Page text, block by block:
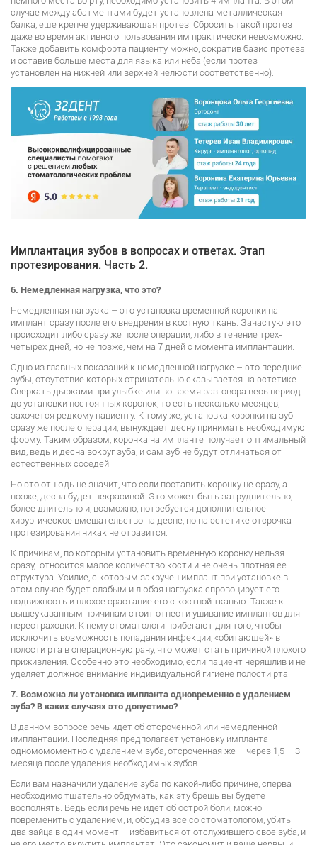
случае между абатментами будет установлена металлическая
балка, еще крепче удерживающая протез. Сбросить такой протез
даже во время активного пользования им практически невозможно.
Также добавить комфорта пациенту можно, сократив базис протеза
и оставив больше места для языка или неба (если протез
установлен на нижней или верхней челюсти соответственно).
Имплантация зубов в вопросах и ответах. Этап
протезирования. Часть 2.
6. Немедленная нагрузка, что это?
Немедленная нагрузка – это установка временной коронки на
имплант сразу после его внедрения в костную ткань. Зачастую это
происходит либо сразу же после операции, либо в течение трех-
четырех дней, но не позже, чем на 7 дней с момента имплантации.
Одно из главных показаний к немедленной нагрузке – это передние
зубы, отсутствие которых отрицательно сказывается на эстетике.
Сверкать дырками при улыбке или во время разговора весь период
до установки постоянных коронок, то есть несколько месяцев,
захочется редкому пациенту. К тому же, установка коронки на зуб
сразу же после операции, вынуждает десну принимать необходимую
форму. Таким образом, коронка на импланте получает оптимальный
вид, ведь и десна вокруг зуба, и сам зуб не будут отличаться от
естественных соседей.
Но это отнюдь не значит, что если поставить коронку не сразу, а
позже, десна будет некрасивой. Это может быть затруднительно,
более длительно и, возможно, потребуется дополнительное
хирургическое вмешательство на десне, но на эстетике отсрочка
протезирования никак не отразится.
К причинам, по которым установить временную коронку нельзя
сразу, относится малое количество кости и не очень плотная ее
структура. Усилие, с которым закручен имплант при установке в
этом случае будет слабым и любая нагрузка спровоцирует его
подвижность и плохое срастание его с костной тканью. Также к
вышеуказанным причинам стоит отнести ушивание имплантов для
перестраховки. К нему стоматологи прибегают для того, чтобы
исключить возможность попадания инфекции, «обитающей» в
полости рта в операционную рану, что может стать причиной плохого
приживления. Особенно это необходимо, если пациент неряшлив и не
уделяет должное внимание индивидуальной гигиене полости рта.
7. Возможна ли установка импланта одновременно с удалением
зуба? В каких случаях это допустимо?
В данном вопросе речь идет об отсроченной или немедленной
имплантации. Последняя предполагает установку импланта
одномомоментно с удалением зуба, отсроченная же – через 1,5 – 3
месяца после удаления необходимых зубов.
Если вам назначили удаление зуба по какой-либо причине, сперва
необходимо тщательно обдумать, как эту брешь вы будете
восполнять. Ведь если речь не идет об острой боли, можно
повременить с удалением, и, обсудив все со стоматологом, убить
два зайца в один момент – избавиться от отслужившего свое зуба, и